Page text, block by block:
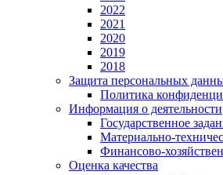
2022
2021
2020
2019
2018
Защита персональных
Политика
Информация о деятельности
Государственное
Материально-
Финансово-
Оценка качества